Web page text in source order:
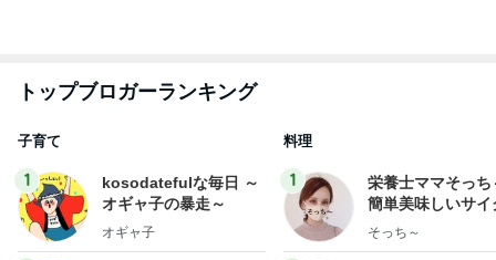
トップブロガーランキング
子育て
1
kosodatefulな毎日 ～
オギャ子の暴走～
オギャ子
料理
1
栄養士ママそっち
簡単美味しいサイ
献立
そっち～